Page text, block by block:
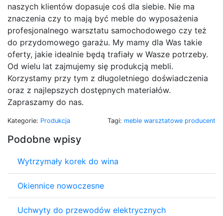
naszych klientów dopasuje coś dla siebie. Nie ma
znaczenia czy to mają być meble do wyposażenia
profesjonalnego warsztatu samochodowego czy też
do przydomowego garażu. My mamy dla Was takie
oferty, jakie idealnie będą trafiały w Wasze potrzeby.
Od wielu lat zajmujemy się produkcją mebli.
Korzystamy przy tym z długoletniego doświadczenia
oraz z najlepszych dostępnych materiałów.
Zapraszamy do nas.
Kategorie: Produkcja Tagi: meble warsztatowe producent
Podobne wpisy
Wytrzymały korek do wina
Okiennice nowoczesne
Uchwyty do przewodów elektrycznych